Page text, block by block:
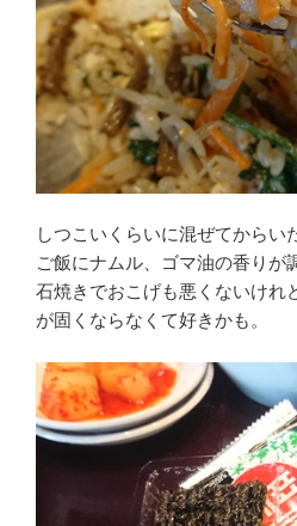
しつこいくらいに混ぜてからい
ご飯にナムル、ゴマ油の香りが
石焼きでおこげも悪くないけれ
が固くならなくて好きかも。